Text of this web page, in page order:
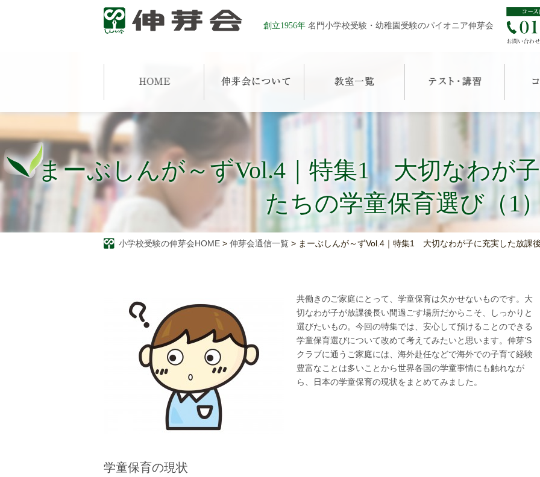
創立1956年 名門小学校受験・幼稚園受験のパイオニア伸芽会
まーぶしんが～ずVol.4｜特集1 大切なわが
たちの学童保育選び（1
小学校受験の伸芽会HOME > 伸芽会通信一覧 > まーぶしんが～ずVol.4｜特集1 大切なわが子に充実した放課
共働きのご家庭にとって、学童保育は欠かせないものです。大
切なわが子が放課後長い間過ごす場所だからこそ、しっかりと
選びたいもの。今回の特集では、安心して預けることのできる
学童保育選びについて改めて考えてみたいと思います。伸芽‘S
クラブに通うご家庭には、海外赴任などで海外での子育て経験
豊富なことは多いことから世界各国の学童事情にも触れなが
ら、日本の学童保育の現状をまとめてみました。
学童保育の現状